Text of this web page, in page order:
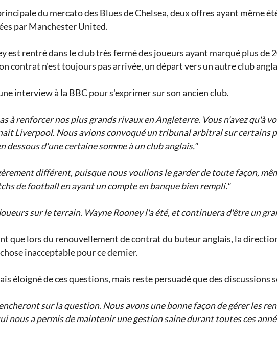
du mercato des Blues de Chelsea, deux offres ayant même
par Manchester United.
est rentré dans le club très fermé des joueurs ayant marqué plus de
contrat n'est toujours pas arrivée, un départ vers un autre club
interview à la BBC pour s'exprimer sur son ancien club.
à renforcer nos plus grands rivaux en Angleterre. Vous n'avez qu'à
Liverpool. Nous avions convoqué un tribunal arbitral sur certains
dessous d'une certaine somme à un club anglais."
différent, puisque nous voulions le garder de toute façon,
de football en ayant un compte en banque bien rempli."
sur le terrain. Wayne Rooney l'a été, et continuera d'être un
que lors du renouvellement de contrat du buteur anglais, la
inacceptable pour ce dernier.
éloigné de ces questions, mais reste persuadé que des discussions
sur la question. Nous avons une bonne façon de gérer les
nous a permis de maintenir une gestion saine durant toutes ces